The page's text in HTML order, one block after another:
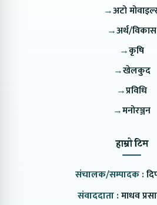
→अटो
→अर्थ/विकास
→कृषि
→खेलकुद
→प्रविधि
→मनोरञ्जन
हाम्रो टिम
संचालक/सम्पादक :
संवाददाता :माधव